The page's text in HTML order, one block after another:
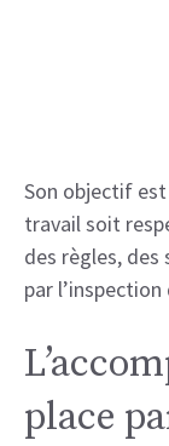
Son objectif
travail soit
des règles, des
par
place